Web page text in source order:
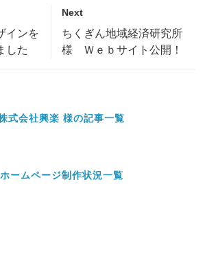
インを
した
Next
ちくぎん地域経済研究所
様 Ｗｅｂサイト公開！
式会社興楽 様の記事一覧
ホームページ制作状況一覧